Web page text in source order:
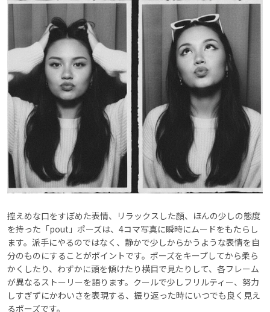
控えめな口をすぼめた表情、リラックスした顔、ほんの少しの態度
を持った「pout」ポーズは、4コマ写真に瞬時にムードをもたらし
ます。派手にやるのではなく、静かで少しからかうような表情を自
分のものにすることがポイントです。ポーズをキープしてから柔ら
かくしたり、わずかに頭を傾けたり横目で見たりして、各フレーム
が異なるストーリーを語ります。クールで少しフリルティー、努力
しすぎずにかわいさを表現する、振り返った時にいつでも良く見え
るポーズです。